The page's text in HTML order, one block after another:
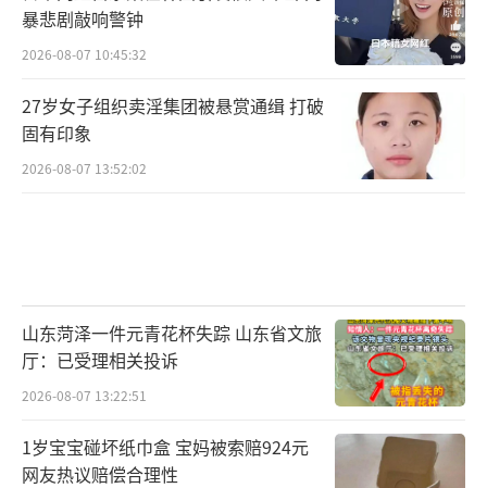
暴悲剧敲响警钟
2026-08-07 10:45:32
27岁女子组织卖淫集团被悬赏通缉 打破
固有印象
2026-08-07 13:52:02
山东菏泽一件元青花杯失踪 山东省文旅
厅：已受理相关投诉
2026-08-07 13:22:51
1岁宝宝碰坏纸巾盒 宝妈被索赔924元
网友热议赔偿合理性